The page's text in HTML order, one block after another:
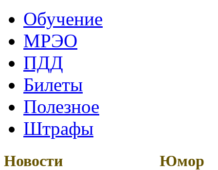
Обучение
МРЭО
ПДД
Билеты
Полезное
Штрафы
Новости Юмор